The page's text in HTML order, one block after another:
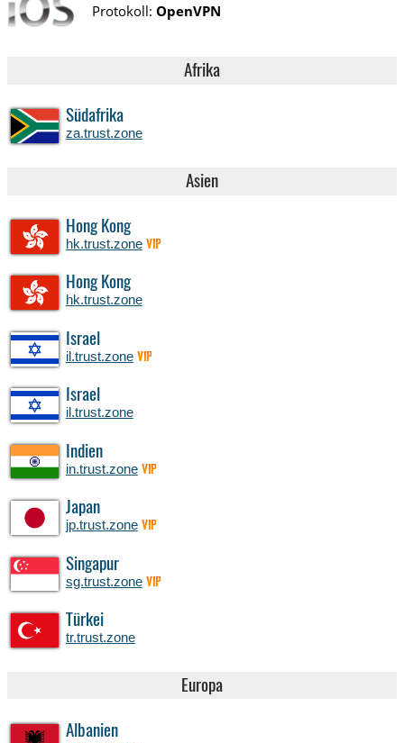
Protokoll:OpenVPN
Afrika
Südafrika
za.trust.zone
Asien
Hong Kong
hk.trust.zone VIP
Hong Kong
hk.trust.zone
Israel
il.trust.zone VIP
Israel
il.trust.zone
Indien
in.trust.zone VIP
Japan
jp.trust.zone VIP
Singapur
sg.trust.zone VIP
Türkei
tr.trust.zone
Europa
Albanien